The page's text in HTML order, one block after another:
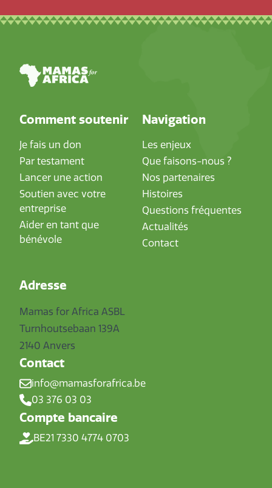
Footer
Comment soutenir
Je fais un don
Par testament
Lancer une action
Soutien avec votre
entreprise
Aider en tant que
bénévole
Navigation
Les enjeux
Que faisons-nous ?
Nos partenaires
Histoires
Questions fréquentes
Actualités
Contact
Adresse
Mamas for Africa ASBL
Turnhoutsebaan 139A
2140 Anvers
Contact
info@mamasforafrica.be
03 376 03 03
Compte bancaire
BE21 7330 4774 0703